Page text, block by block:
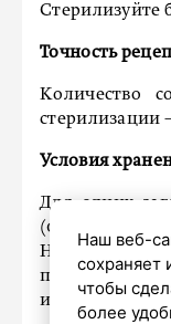
Стерилизуйте
Точность
Количество
стерилизации
Условия
Для одних
(0–+4°C),
Нарушение
провоцирует
идеально
Наш веб-
сохраняет
чтобы
более